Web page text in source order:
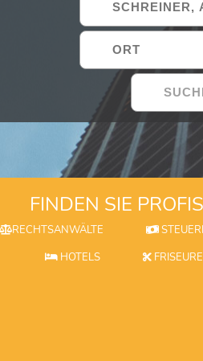
FINDEN SIE
RECHTSANWÄLTE
HOTELS
FRISEURE